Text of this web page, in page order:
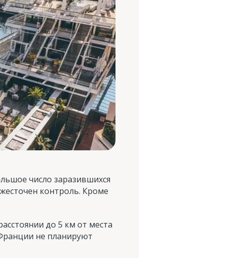
число заразившихся
контроль. Кроме
до 5 км от места
не планируют